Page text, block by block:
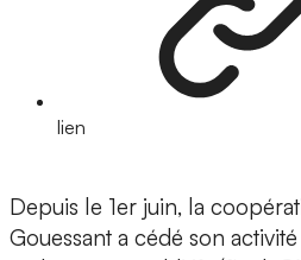
lien
Depuis le 1er juin, la
Gouessant a cédé son